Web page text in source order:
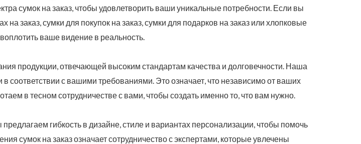
сумок на заказ, чтобы удовлетворить ваши уникальные потребности. Если вы
на заказ, сумки для покупок на заказ, сумки для подарков на заказ или хлопковые
ваше видение в реальность.
продукции, отвечающей высоким стандартам качества и долговечности. Наша
соответствии с вашими требованиями. Это означает, что независимо от ваших
в тесном сотрудничестве с вами, чтобы создать именно то, что вам нужно.
гибкость в дизайне, стиле и вариантах персонализации, чтобы помочь
сумок на заказ означает сотрудничество с экспертами, которые увлечены